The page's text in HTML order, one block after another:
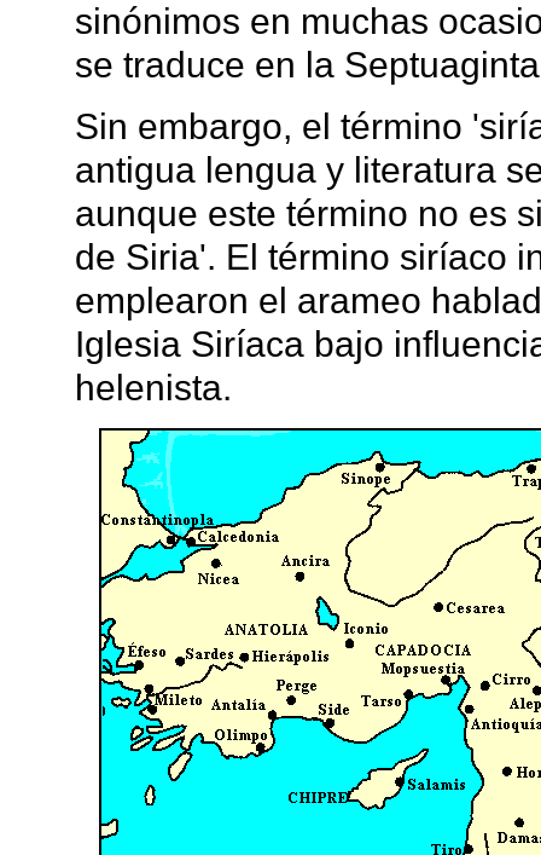
sinónimos en muchas
se traduce en la
Sin embargo, el término
antigua lengua y literatura
aunque este término no es
de Siria'. El término siríaco
emplearon el arameo
Iglesia Siríaca bajo
helenista.